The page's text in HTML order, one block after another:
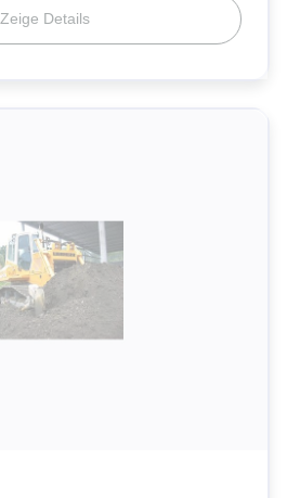
Zeige Details